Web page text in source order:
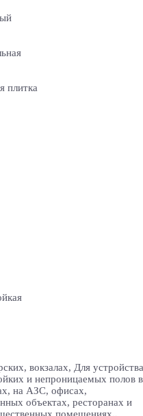
плитка
вокзалах, Для устройства
и непроницаемых полов в
на АЗС, офисах,
объектах, ресторанах и
помещениях.,